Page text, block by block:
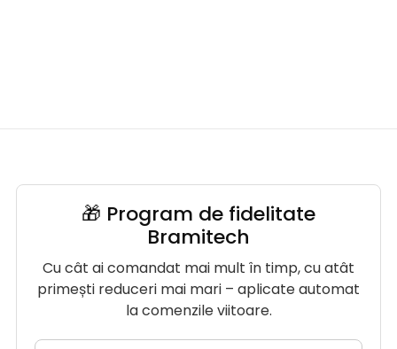
🎁 Program de fidelitate
Bramitech
Cu cât ai comandat mai mult în timp, cu atât
primești reduceri mai mari – aplicate automat
la comenzile viitoare.